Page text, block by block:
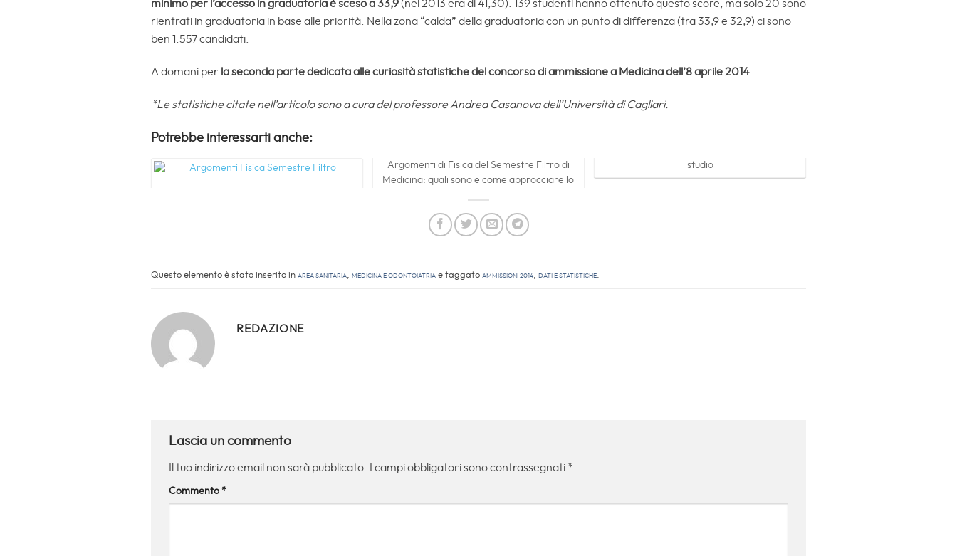
minimo per l’accesso in graduatoria è sceso a 33,9(nel 2013 era di 41,30). 139 studenti hanno ottenuto questo score, ma solo 20 sono
rientrati in graduatoria in base alle priorità. Nella zona “calda” della graduatoria con un punto di differenza (tra 33,9 e 32,9) ci sono
ben 1.557 candidati.
A domani per la seconda parte dedicata alle curiosità statistiche del concorso di ammissione a Medicina dell’8 aprile 2014
*Le statistiche citate nell’articolo sono a cura del professore Andrea Casanova dell’Università di Cagliari.
Potrebbe interessarti anche:
Argomenti di Fisica del Semestre Filtro di
Medicina: quali sono e come approcciare lo
studio
Questo elemento è stato inserito in Area sanitaria Medicina e Odontoiatria e taggato Ammissioni 2014 Dati e Statistiche
REDAZIONE
Lascia un commento
Il tuo indirizzo email non sarà pubblicato. I campi obbligatori sono contrassegnati *
Commento *